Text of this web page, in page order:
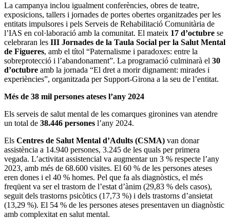
La campanya inclou igualment conferències, obres de teatre,
exposicions, tallers i jornades de portes obertes organitzades per les
entitats impulsores i pels Serveis de Rehabilitació Comunitària de
l’IAS en col·laboració amb la comunitat. El mateix 17 d’octubre se
celebraran les III Jornades de la Taula Social per la Salut Mental
de Figueres, amb el títol “Paternalisme i paradoxes: entre la
sobreprotecció i l’abandonament”. La programació culminarà el 30
d’octubre amb la jornada “El dret a morir dignament: mirades i
experiències”, organitzada per Support-Girona a la seu de l’entitat.
Més de 38 mil persones ateses l’any 2024
Els serveis de salut mental de les comarques gironines van atendre
un total de 38.446 persones l’any 2024.
Els Centres de Salut Mental d’Adults (CSMA) van donar
assistència a 14.940 persones, 3.245 de les quals per primera
vegada. L’activitat assistencial va augmentar un 3 % respecte l’any
2023, amb més de 68.600 visites. El 60 % de les persones ateses
eren dones i el 40 % homes. Pel que fa als diagnòstics, el més
freqüent va ser el trastorn de l’estat d’ànim (29,83 % dels casos),
seguit dels trastorns psicòtics (17,73 %) i dels trastorns d’ansietat
(13,29 %). El 54 % de les persones ateses presentaven un diagnòstic
amb complexitat en salut mental.